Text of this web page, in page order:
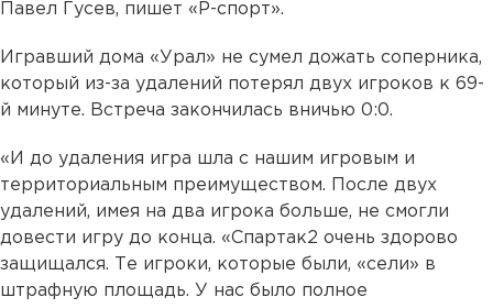
Павел Гусев, пишет «Р-спорт».
Игравший дома «Урал» не сумел дожать соперника,
который из-за удалений потерял двух игроков к 69-
й минуте. Встреча закончилась вничью 0:0.
«И до удаления игра шла с нашим игровым и
территориальным преимуществом. После двух
удалений, имея на два игрока больше, не смогли
довести игру до конца. «Спартак2 очень здорово
защищался. Те игроки, которые были, «сели» в
штрафную площадь. У нас было полное